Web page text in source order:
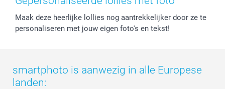
Privacy
Cookiebeleid
Reviews
smartbonus
smartfriends
service@smartphoto.nl
Influencer partnerprogramma
Moederdag
Vaderdag
Huwelijk
Maak deze heerlijke lollies nog aantrekkelijker door ze te
personaliseren met jouw eigen foto's en tekst!
smartphoto is aanwezig in alle Europese
landen: